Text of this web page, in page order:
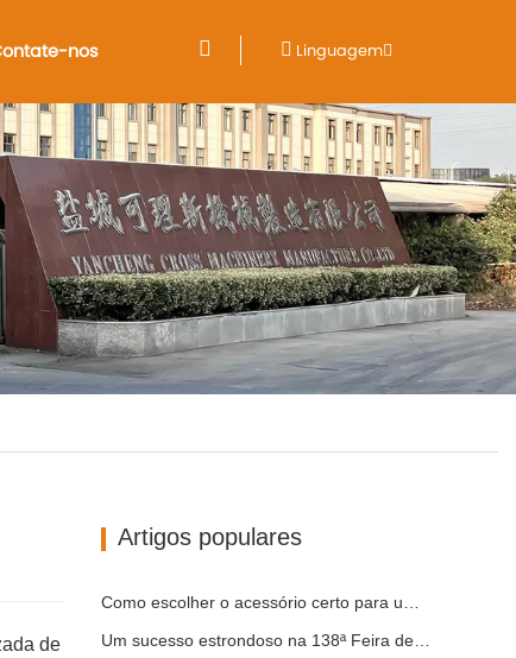
nos Linguagem
de
Artigos populares
Como escolher o acessório certo para uma escavadora em trabalhos de escavação e nivelamento.
Um sucesso estrondoso na 138ª Feira de Cantão!